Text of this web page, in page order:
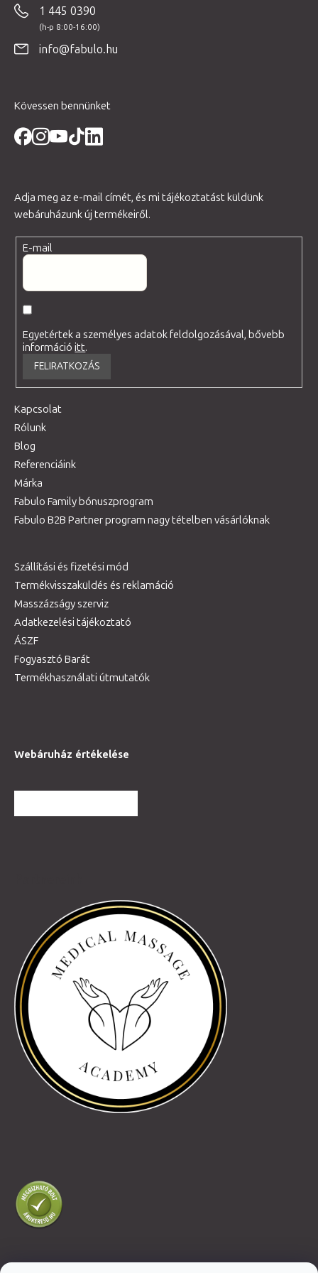
1 445 0390
info@fabulo.hu
Kövessen bennünket
Adja meg az e-mail címét, és mi tájékoztatást küldünk
webáruházunk új termékeiről.
E-mail
Egyetértek a személyes adatok feldolgozásával, bővebb
információitt.
FELIRATKOZÁS
Kapcsolat
Rólunk
Blog
Referenciáink
Márka
Fabulo Family bónuszprogram
Fabulo B2B Partner program nagy tételben vásárlóknak
Szállítási és fizetési mód
Termékvisszaküldés és reklamáció
Masszázságy szerviz
Adatkezelési tájékoztató
ÁSZF
Fogyasztó Barát
Termékhasználati útmutatók
Webáruház értékelése